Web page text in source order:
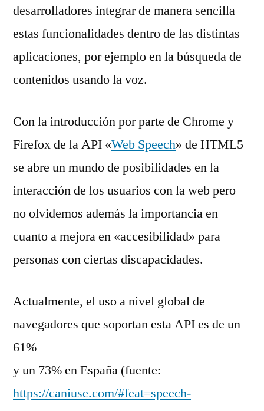
desarrolladores integrar de manera sencilla
estas funcionalidades dentro de las distintas
aplicaciones, por ejemplo en la búsqueda de
contenidos usando la voz.
Con la introducción por parte de Chrome y
Firefox de la API «Web Speech» de HTML5
se abre un mundo de posibilidades en la
interacción de los usuarios con la web pero
no olvidemos además la importancia en
cuanto a mejora en «accesibilidad» para
personas con ciertas discapacidades.
Actualmente, el uso a nivel global de
navegadores que soportan esta API es de un
61%
y un 73% en España (fuente:
https://caniuse.com/#feat=speech-